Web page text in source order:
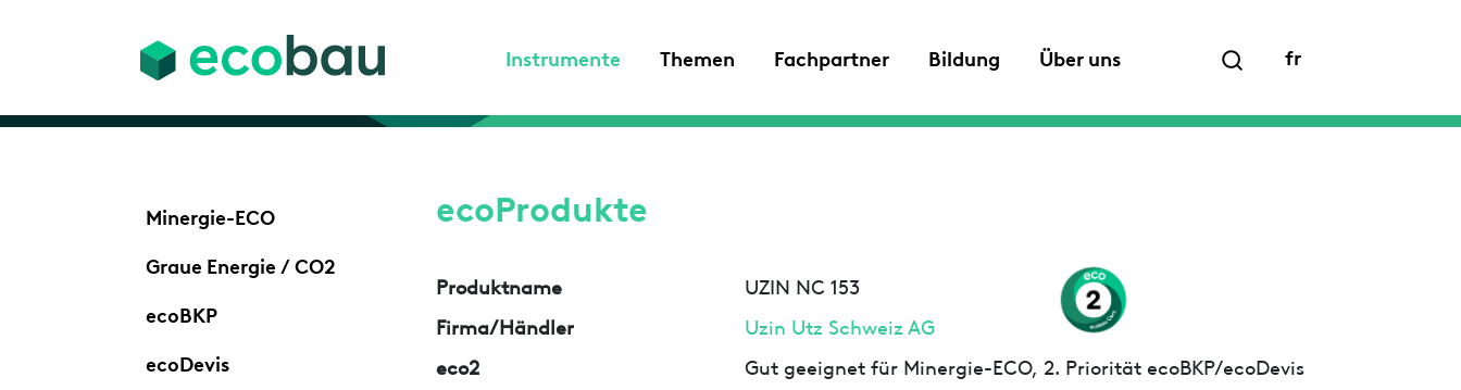
Instrumente Themen Fachpartner Bildung Über uns fr
Minergie-ECO
Graue Energie / CO2
ecoBKP
ecoDevis
ecoProdukte
Produktname
UZIN NC 153
Firma/Händler
Uzin Utz Schweiz AG
eco2
Gut geeignet für Minergie-ECO, 2. Priorität ecoBKP/ecoDevis